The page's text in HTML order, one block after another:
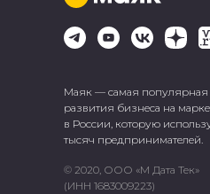
Маяк — самая популярная
развития бизнеса на
в России, которую
тысяч предпринимателей.
© 2020, ООО «М Дата Тек»
(ИНН 1683009223)